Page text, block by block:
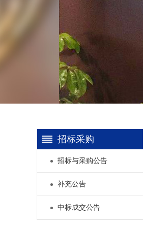
招标采购
招标与采购公告
补充公告
中标成交公告